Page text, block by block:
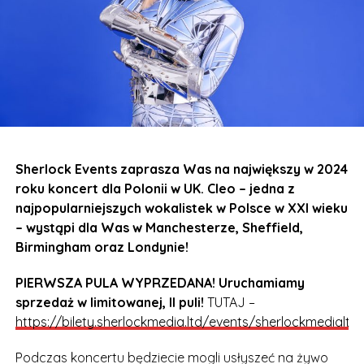
Sherlock Events zaprasza Was na największy w 2024
roku koncert dla Polonii w UK. Cleo – jedna z
najpopularniejszych wokalistek w Polsce w XXI wieku
– wystąpi dla Was w Manchesterze, Sheffield,
Birmingham oraz Londynie!
PIERWSZA PULA WYPRZEDANA! Uruchamiamy
sprzedaż w limitowanej, II puli! TUTAJ –
https://bilety.sherlockmedia.ltd/events/sherlockmedialtd/
Podczas koncertu będziecie mogli usłyszeć na żywo